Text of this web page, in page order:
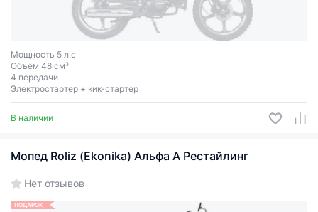
Мощность 5 л.с
Объём 48 см³
4 передачи
Электростартер + кик-стартер
В наличии
Мопед Roliz (Ekonika) Альфа А Рестайлинг
Нет отзывов
ПОДАРОК